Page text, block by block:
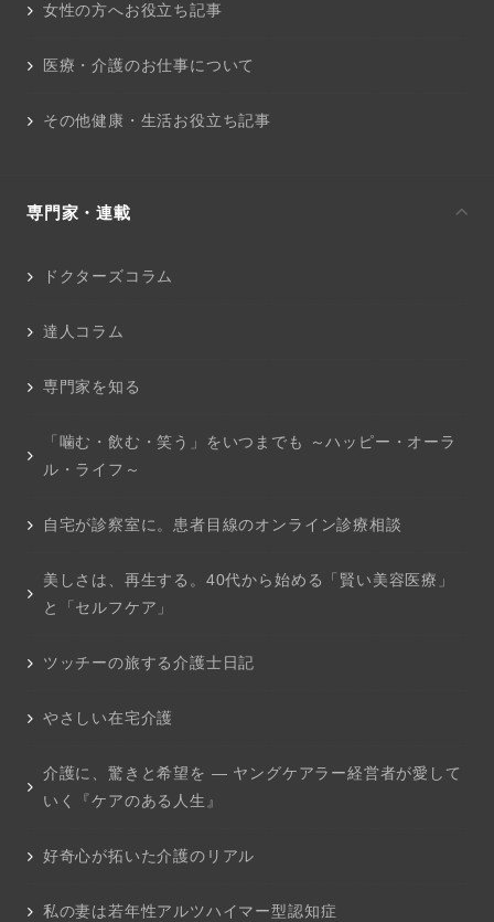
女性の方へお役立ち記事
医療・介護のお仕事について
その他健康・生活お役立ち記事
専門家・連載
ドクターズコラム
達人コラム
専門家を知る
「噛む・飲む・笑う」をいつまでも ～ハッピー・オーラ
ル・ライフ～
自宅が診察室に。患者目線のオンライン診療相談
美しさは、再生する。40代から始める「賢い美容医療」
と「セルフケア」
ツッチーの旅する介護士日記
やさしい在宅介護
介護に、驚きと希望を ― ヤングケアラー経営者が愛して
いく『ケアのある人生』
好奇心が拓いた介護のリアル
私の妻は若年性アルツハイマー型認知症